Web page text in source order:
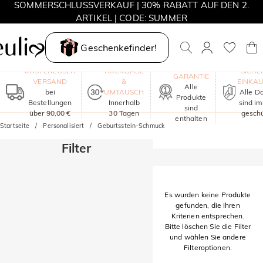
SOMMERSCHLUSSVERKAUF | 30% RABATT AUF DEN 2.
ARTIKEL | CODE: SUMMER
MOVE MY WAY | 3 KAUFEN, HALSKETTE GRATIS
Geschenkefinder!
KOSTENLOSER
VERSAND
bei
Bestellungen
über 90,00 €
RÜCKGABE
&
UMTAUSCH
Innerhalb
30 Tagen
GARANTIE
Alle
Produkte
sind
enthalten
Alle
sind
Startseite Personalisiert Geburtsstein-Schmuck
Filter
Es wurden keine Produkte
gefunden, die Ihren
Kriterien entsprechen.
Bitte löschen Sie die Filter
und wählen Sie andere
Filteroptionen.